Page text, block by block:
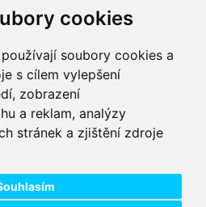
cookies
soubory cookies a
s cílem vylepšení
zobrazení
a reklam, analýzy
stránek a zjištění zdroje
Testovací trať
možnost vyzkoušet si
elektrokola
zboží skladem při